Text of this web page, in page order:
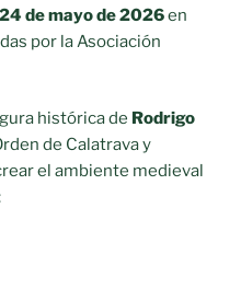
de mayo de 2026en
por la Asociación
histórica de Rodrigo
de Calatrava y
el ambiente medieval